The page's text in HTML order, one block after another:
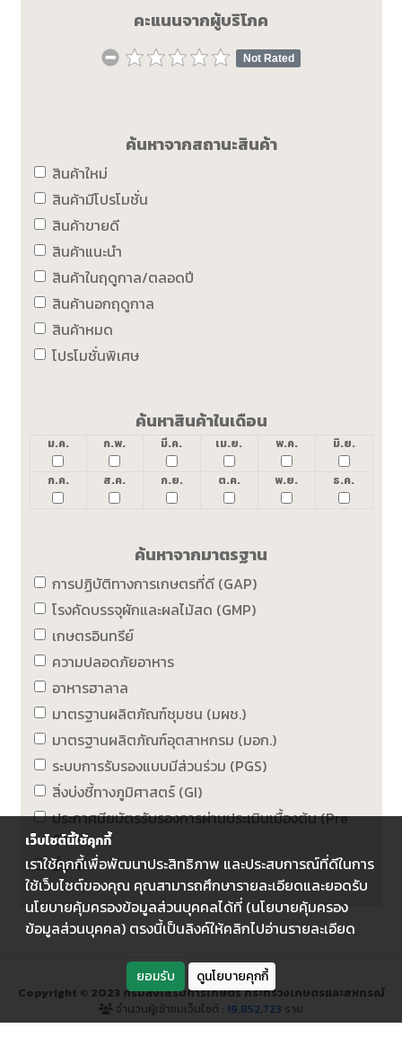
คะแนนจากผู้บริโภค
Not Rated
ค้นหาจากสถานะสินค้า
สินค้าใหม่
สินค้ามีโปรโมชั่น
สินค้าขายดี
สินค้าแนะนำ
สินค้าในฤดูกาล/ตลอดปี
สินค้านอกฤดูกาล
สินค้าหมด
โปรโมชั่นพิเศษ
ค้นหาสินค้าในเดือน
ม.ค. ก.พ. มี.ค. เม.ย. พ.ค. มิ.ย.
ก.ค. ส.ค. ก.ย. ต.ค. พ.ย. ธ.ค.
ค้นหาจากมาตรฐาน
การปฏิบัติทางการเกษตรที่ดี (GAP)
โรงคัดบรรจุผักและผลไม้สด (GMP)
เกษตรอินทรีย์
ความปลอดภัยอาหาร
อาหารฮาลาล
มาตรฐานผลิตภัณฑ์ชุมชน (มผช.)
มาตรฐานผลิตภัณฑ์อุตสาหกรม (มอก.)
ระบบการรับรองแบบมีส่วนร่วม (PGS)
สิ่งบ่งชี้ทางภูมิศาสตร์ (GI)
ประกาศนียบัตรรับรองการผ่านประเมินเบื้องต้น (Pre
GAP)
อื่น ๆ
Copyright © 2023 กรมส่งเสริมการเกษตร กระทรวงเกษตรและสหกรณ์
จำนวนผู้เข้าชมเว็บไซต์ : 19,852,723 ราย
เว็บไซต์นี้ใช้คุกกี้
เราใช้คุกกี้เพื่อพัฒนาประสิทธิภาพ และประสบการณ์ที่ดีในการ
ใช้เว็บไซต์ของคุณ คุณสามารถศึกษารายละเอียดและยอดรับ
นโยบายคุ้มครองข้อมูลส่วนบุคคลได้ที่ (นโยบายคุ้มครอง
ข้อมูลส่วนบุคคล) ตรงนี้เป็นลิงค์ให้คลิกไปอ่านรายละเอียด
ยอมรับ ดูนโยบายคุกกี้